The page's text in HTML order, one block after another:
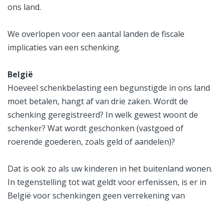
ons land.
We overlopen voor een aantal landen de fiscale
implicaties van een schenking.
België
Hoeveel schenkbelasting een begunstigde in ons land
moet betalen, hangt af van drie zaken. Wordt de
schenking geregistreerd? In welk gewest woont de
schenker? Wat wordt geschonken (vastgoed of
roerende goederen, zoals geld of aandelen)?
Dat is ook zo als uw kinderen in het buitenland wonen.
In tegenstelling tot wat geldt voor erfenissen, is er in
België voor schenkingen geen verrekening van